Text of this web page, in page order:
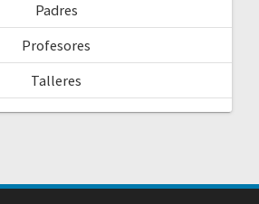
Padres
Profesores
Talleres